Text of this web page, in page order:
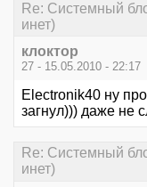
Re: Системный
инет)
клоктор
27 - 15.05.2010 - 22:17
Electronik40 ну
загнул))) даже не
Re: Системный
инет)